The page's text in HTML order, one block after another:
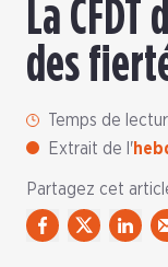
La
des
Temps de
Extrait de l'
Partagez cet